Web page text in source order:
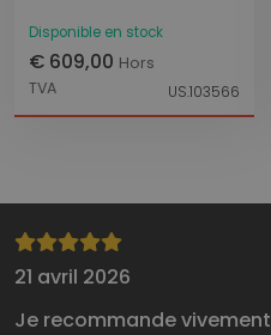
Disponible en stock
€ 609,00 Hors
TVA
US.103566
21 avril 2026
Je recommande vivement